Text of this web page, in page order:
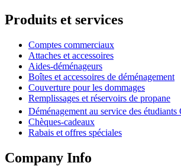
Produits et services
Comptes commerciaux
Attaches et accessoires
Aides-déménageurs
Boîtes et accessoires de déménagement
Couverture pour les dommages
Remplissages et réservoirs de propane
Déménagement au service des étudiants
Chèques-cadeaux
Rabais et offres spéciales
Company Info